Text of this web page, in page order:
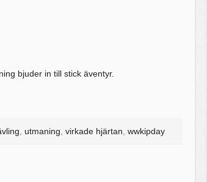
bjuder in till stick äventyr.
utmaning virkade hjärtan wwkipday